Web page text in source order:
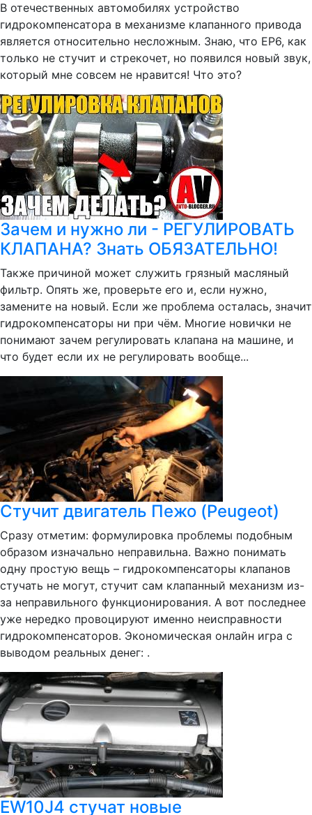
В отечественных автомобилях устройство
гидрокомпенсатора в механизме клапанного привода
является относительно несложным. Знаю, что EP6, как
только не стучит и стрекочет, но появился новый звук,
который мне совсем не нравится! Что это?
Зачем и нужно ли - РЕГУЛИРОВАТЬ
КЛАПАНА? Знать ОБЯЗАТЕЛЬНО!
Также причиной может служить грязный масляный
фильтр. Опять же, проверьте его и, если нужно,
замените на новый. Если же проблема осталась, значит
гидрокомпенсаторы ни при чём. Многие новички не
понимают зачем регулировать клапана на машине, и
что будет если их не регулировать вообще...
Стучит двигатель Пежо (Peugeot)
Сразу отметим: формулировка проблемы подобным
образом изначально неправильна. Важно понимать
одну простую вещь – гидрокомпенсаторы клапанов
стучать не могут, стучит сам клапанный механизм из-
за неправильного функционирования. А вот последнее
уже нередко провоцируют именно неисправности
гидрокомпенсаторов. Экономическая онлайн игра с
выводом реальных денег: .
EW10J4 стучат новые